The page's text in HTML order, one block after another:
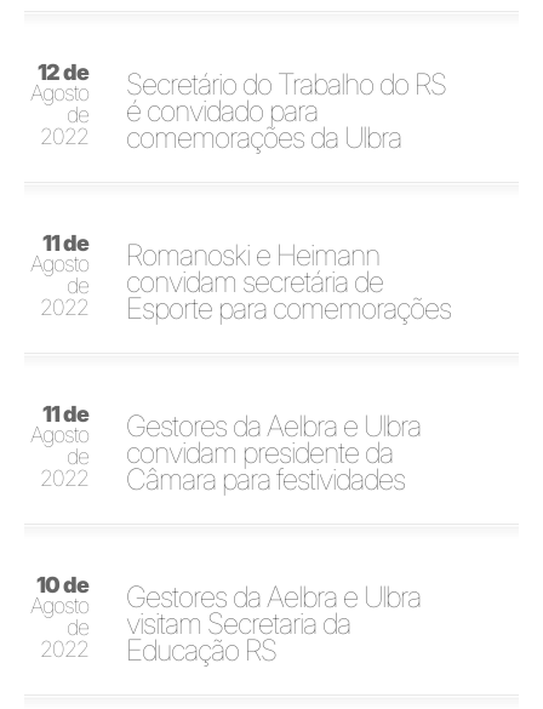
12 de
Agosto
de
2022
Secretário do Trabalho do RS
é convidado para
comemorações da Ulbra
11 de
Agosto
de
2022
Romanoski e Heimann
convidam secretária de
Esporte para comemorações
11 de
Agosto
de
2022
Gestores da Aelbra e Ulbra
convidam presidente da
Câmara para festividades
10 de
Agosto
de
2022
Gestores da Aelbra e Ulbra
visitam Secretaria da
Educação RS